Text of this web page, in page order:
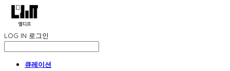
LOG IN 로그인
큐레이션